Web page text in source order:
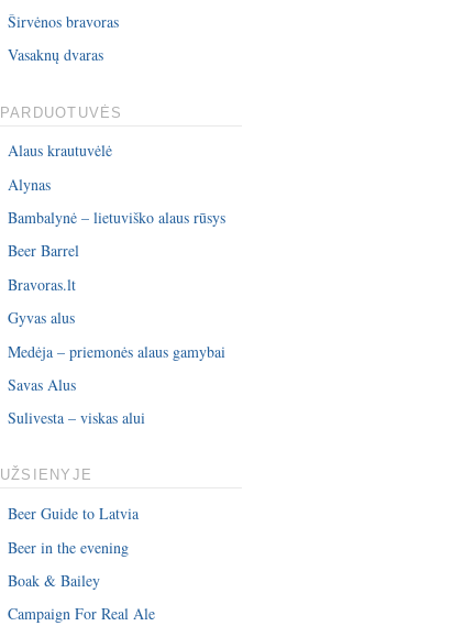
Širvėnos bravoras
Vasaknų dvaras
PARDUOTUVĖS
Alaus krautuvėlė
Alynas
Bambalynė – lietuviško alaus rūsys
Beer Barrel
Bravoras.lt
Gyvas alus
Medėja – priemonės alaus gamybai
Savas Alus
Sulivesta – viskas alui
UŽSIENYJE
Beer Guide to Latvia
Beer in the evening
Boak & Bailey
Campaign For Real Ale